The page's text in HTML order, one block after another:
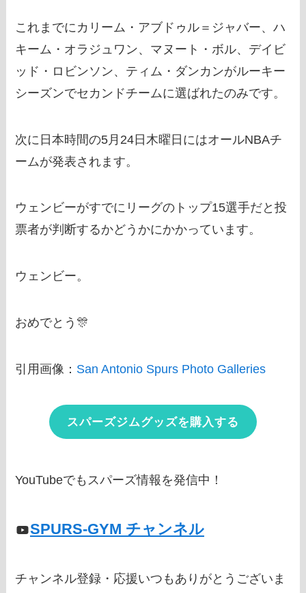
これまでにカリーム・アブドゥル＝ジャバー、ハ
キーム・オラジュワン、マヌート・ボル、デイビ
ッド・ロビンソン、ティム・ダンカンがルーキー
シーズンでセカンドチームに選ばれたのみです。
次に日本時間の5月24日木曜日にはオールNBAチ
ームが発表されます。
ウェンビーがすでにリーグのトップ15選手だと投
票者が判断するかどうかにかかっています。
ウェンビー。
おめでとう🎊
引用画像： San Antonio Spurs Photo Galleries
スパーズジムグッズを購入する
YouTubeでもスパーズ情報を発信中！
SPURS-GYM チャンネル
チャンネル登録・応援いつもありがとうございま